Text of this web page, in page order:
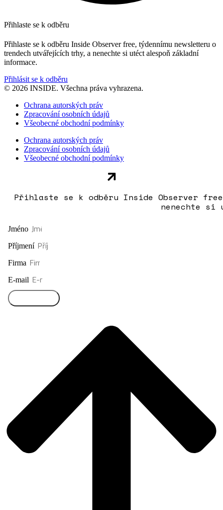
Přihlaste se k odběru
Přihlaste se k odběru Inside Observer free, týdennímu newsletteru o
trendech utvářejících trhy, a nenechte si utéct alespoň základní
informace.
Přihlásit se k odběru
© 2026 INSIDE. Všechna práva vyhrazena.
Ochrana autorských práv
Zpracování osobních údajů
Všeobecné obchodní podmínky
Ochrana autorských práv
Zpracování osobních údajů
Všeobecné obchodní podmínky
Přihlaste se k odběru Inside Observer
nenechte si
Jméno
Příjmení
Firma
E-mail